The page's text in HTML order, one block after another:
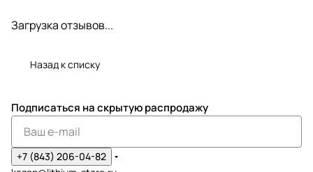
Загрузка отзывов...
Назад к списку
Подписаться на скрытую распродажу
+7 (843) 206-04-82